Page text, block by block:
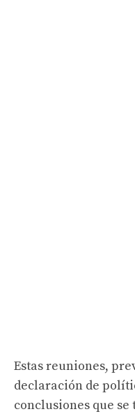
Estas reuniones,
declaración de
conclusiones que